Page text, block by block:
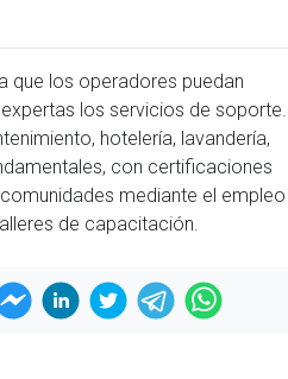
que los operadores puedan
los servicios de soporte.
hotelería, lavandería,
con certificaciones
mediante el empleo
de capacitación.